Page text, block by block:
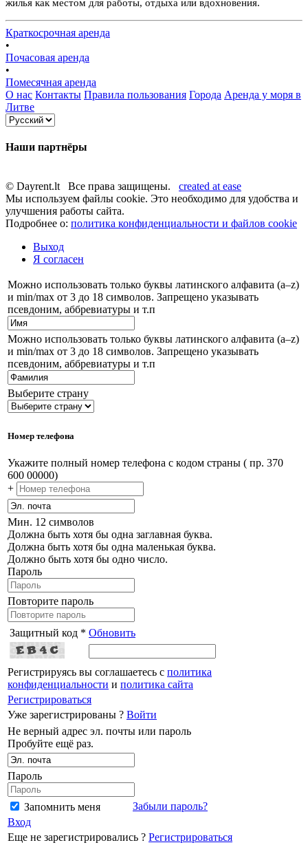
жилья как местом для работы, отдыха или вдохновения.
Краткосрочная аренда
•
Почасовая аренда
•
Помесячная аренда
О нас Контакты Правила пользования Города Аренда у моря в
Литве
Наши партнёры
© Dayrent.lt Все права защищены. created at ease
Мы используем файлы cookie. Это необходимо для удобства и
улучшения работы сайта.
Подробнее о: политика конфиденциальности и файлов cookie
Выход
Я согласен
Можно использовать только буквы латинского алфавита (a–z)
и min/max от 3 до 18 символов. Запрещено указывать
псевдоним, аббревиатуры и т.п
Можно использовать только буквы латинского алфавита (a–z)
и min/max от 3 до 18 символов. Запрещено указывать
псевдоним, аббревиатуры и т.п
Выберите страну
Номер телефона
Укажите полный номер телефона с кодом страны ( пр. 370
600 00000)
+
Мин. 12 символов
Должна быть хотя бы одна заглавная буква.
Должна быть хотя бы одна маленькая буква.
Должно быть хотя бы одно число.
Пароль
Повторите пароль
Защитный код * Обновить
Регистрируясь вы соглашаетесь с политика
конфиденциальности и политика сайта
Регистрироваться
Уже зарегистрированы ? Войти
Не верный адрес эл. почты или пароль
Пробуйте ещё раз.
Пароль
Запомнить меня
Забыли пароль?
Вход
Еще не зарегистрировались ? Регистрироваться